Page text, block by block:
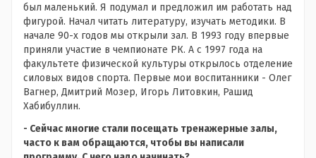
был маленький. Я подумал и предложил им работать над
фигурой. Начал читать литературу, изучать методики. В
начале 90-х годов мы открыли зал. В 1993 году впервые
приняли участие в чемпионате РК. А с 1997 года на
факультете физической культуры открылось отделение
силовых видов спорта. Первые мои воспитанники - Олег
Вагнер, Дмитрий Мозер, Игорь Литовкин, Рашид
Хабибуллин.
- Сейчас многие стали посещать тренажерные залы,
часто к вам обращаются, чтобы вы написали